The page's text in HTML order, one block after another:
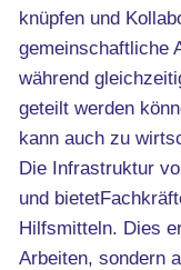
knüpfen und
gemeinschaftliche
während
geteilt werden
kann auch zu
Die Infrastruktur
und
Hilfsmitteln. Dies
Arbeiten, sondern